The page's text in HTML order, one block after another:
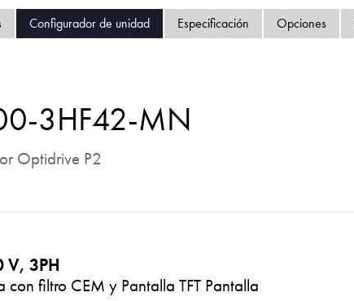
Configurador de unidad Especificación Opciones
3HF42-MN
Optidrive P2
V, 3PH
con filtro CEM y Pantalla TFT Pantalla